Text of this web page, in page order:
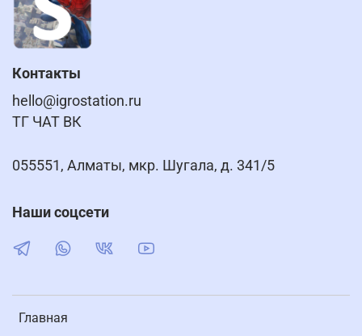
Главная
Контакты
hello@igrostation.ru
ТГ ЧАТ ВК
055551, Алматы, мкр. Шугала, д. 341/5
Наши соцсети